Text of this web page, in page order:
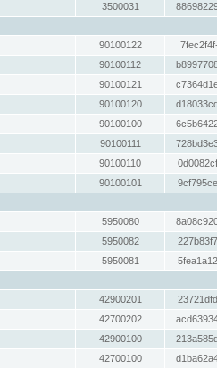
3500031
90100122
90100112
90100121
90100120
90100100
90100111
90100110
90100101
5950080
5950082
5950081
42900201
42700202
42900100
42700100